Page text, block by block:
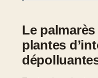
Le
plantes